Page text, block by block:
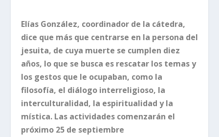
Elías González, coordinador de la cátedra,
dice que más que centrarse en la persona del
jesuita, de cuya muerte se cumplen diez
años, lo que se busca es rescatar los temas y
los gestos que le ocupaban, como la
filosofía, el diálogo interreligioso, la
interculturalidad, la espiritualidad y la
mística. Las actividades comenzarán el
próximo 25 de septiembre